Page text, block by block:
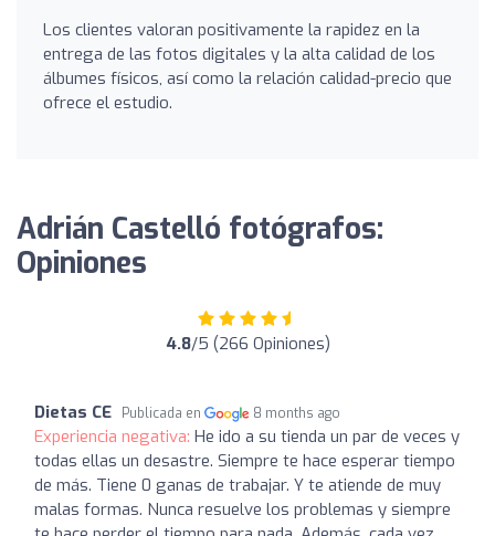
Los clientes valoran positivamente la rapidez en la
entrega de las fotos digitales y la alta calidad de los
álbumes físicos, así como la relación calidad-precio que
ofrece el estudio.
Adrián Castelló fotógrafos:
Opiniones
4.8/5 (266 Opiniones)
Dietas CE Publicada en 8 months ago
Experiencia negativa: He ido a su tienda un par de veces y
todas ellas un desastre. Siempre te hace esperar tiempo
de más. Tiene 0 ganas de trabajar. Y te atiende de muy
malas formas. Nunca resuelve los problemas y siempre